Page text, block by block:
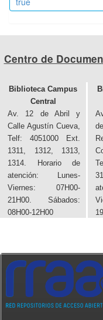
Centro de
Biblioteca Campus
Central
Av. 12 de Abril y
Calle Agustín Cueva,
Telf: 4051000 Ext.
1311, 1312, 1313,
1314. Horario de
atención: Lunes-
Viernes: 07H00-
21H00. Sábados:
08H00-12H00